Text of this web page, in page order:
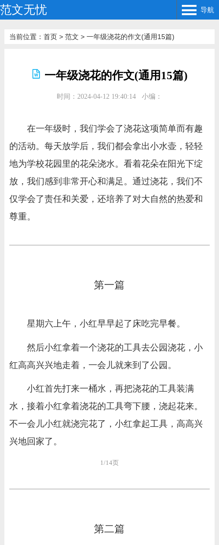
范文无忧 导航
当前位置： 首页> 范文 > 一年级浇花的作文(通用15篇)
一年级浇花的作文(通用15篇)
时间：2024-04-12 19:40:14 小编：
在一年级时，我们学会了浇花这项简单而有趣
的活动。每天放学后，我们都会拿出小水壶，轻轻
地为学校花园里的花朵浇水。看着花朵在阳光下绽
放，我们感到非常开心和满足。通过浇花，我们不
仅学会了责任和关爱，还培养了对大自然的热爱和
尊重。
第一篇
星期六上午，小红早早起了床吃完早餐。
然后小红拿着一个浇花的工具去公园浇花，小
红高高兴兴地走着，一会儿就来到了公园。
小红首先打来一桶水，再把浇花的工具装满
水，接着小红拿着浇花的工具弯下腰，浇起花来。
不一会儿小红就浇完花了，小红拿起工具，高高兴
兴地回家了。
1/14页
第二篇